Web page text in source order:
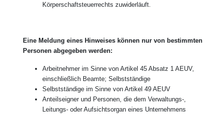
Körperschaftsteuerrechts zuwiderläuft.
Eine Meldung eines Hinweises können nur von bestimmten
Personen abgegeben werden:
Arbeitnehmer im Sinne von Artikel 45 Absatz 1 AEUV,
einschließlich Beamte; Selbstständige
Selbstständige im Sinne von Artikel 49 AEUV
Anteilseigner und Personen, die dem Verwaltungs-,
Leitungs- oder Aufsichtsorgan eines Unternehmens